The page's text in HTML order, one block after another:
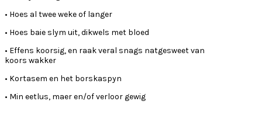
• Hoes al twee weke of langer
• Hoes baie slym uit, dikwels met bloed
• Effens koorsig, en raak veral snags natgesweet van
koors wakker
• Kortasem en het borskaspyn
• Min eetlus, maer en/of verloor gewig